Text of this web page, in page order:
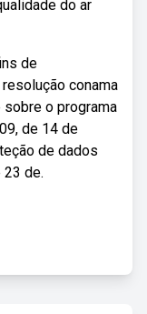
do ar
de
conama
sobre o programa
de 14 de
de dados
de.